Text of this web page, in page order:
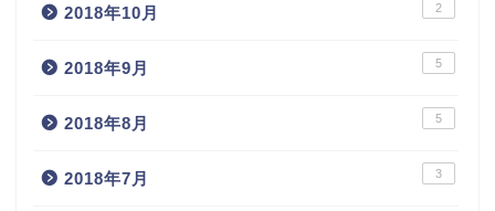
2018年10月 2
2018年9月 5
2018年8月 5
2018年7月 3